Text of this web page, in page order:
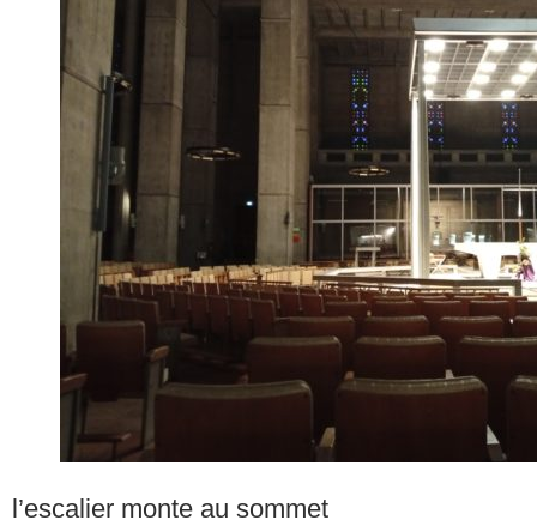
l’escalier monte au sommet